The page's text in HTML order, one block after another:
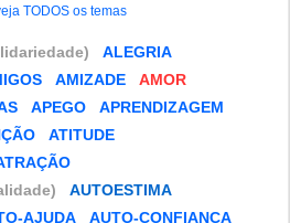
TODOS os temas
ALEGRIA
AMIZADE
AMOR
APEGO
APRENDIZAGEM
ATITUDE
AUTOESTIMA
AJUDA AUTO-CONFIANÇA